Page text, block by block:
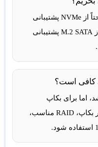
باید انکلوژری انتخاب کنید که صراحتاً از NVMe پشتیبانی
کند. بعضی انکلوژرهای M.2 فقط از M.2 SATA پشتیبانی
کافی است؟
اما برای بکاپ
سازمانی بهتر است از NAS، سرور بکاپ، RAID مناسب،